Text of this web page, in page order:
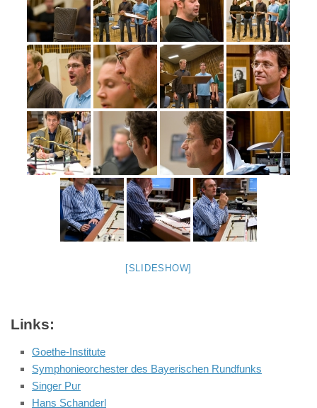
[SLIDESHOW]
Links:
Goethe-Institute
Symphonieorchester des Bayerischen Rundfunks
Singer Pur
Hans Schanderl